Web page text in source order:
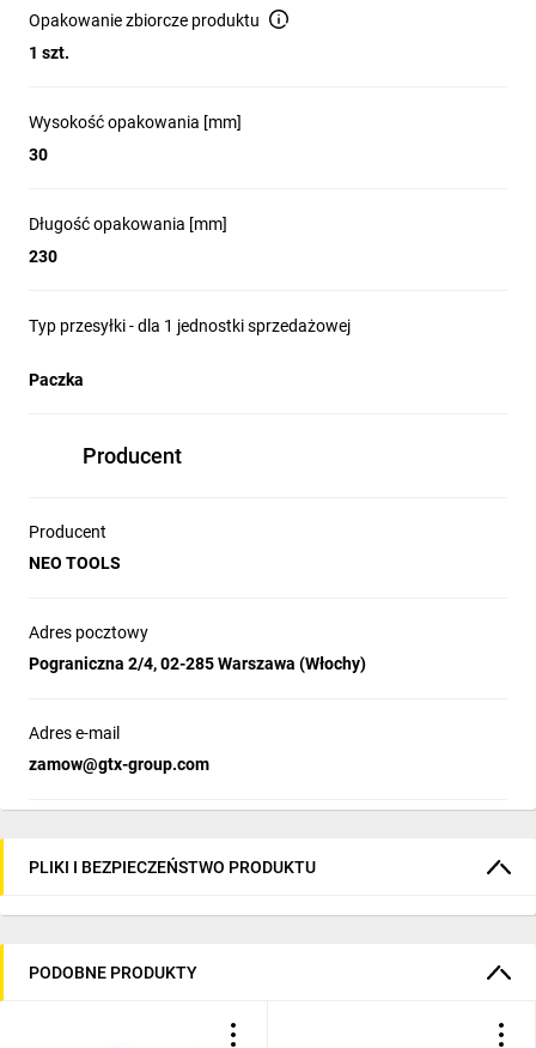
Opakowanie zbiorcze produktu
1 szt.
Wysokość opakowania [mm]
30
Długość opakowania [mm]
230
Typ przesyłki - dla 1 jednostki sprzedażowej
Paczka
Producent
Producent
NEO TOOLS
Adres pocztowy
Pograniczna 2/4, 02-285 Warszawa (Włochy)
Adres e-mail
zamow@gtx-group.com
PLIKI I BEZPIECZEŃSTWO PRODUKTU
PODOBNE PRODUKTY